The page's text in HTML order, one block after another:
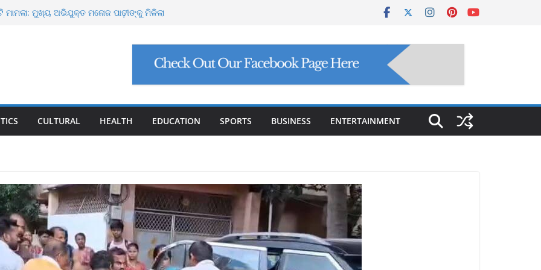
ମାଗିଲେ ଉନ୍ନୟନ କମିଶନର, ସଚିବଙ୍କୁ କଠୋର
ନିଯୁକ୍ତି ଠକେଇ, ମୁଖ୍ୟ ପ୍ରଶାସକଙ୍କ ଦସ୍ତଖତ ଜାଲ୍
ସୁପ୍ରିମକୋର୍ଟଙ୍କ ବଡ଼ ନିର୍ଦ୍ଦେଶ
୮ ଗ୍ରାମ ସୁନା-ଶାଢ଼ୀ, ଏଆଇ ପ୍ରଶିକ୍ଷଣ ପାଇଁ ୫
CULTURAL HEALTH EDUCATION SPORTS BUSINESS ENTERTAINMENT